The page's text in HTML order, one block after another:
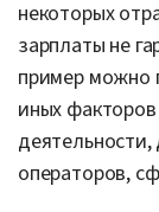
некоторых
зарплаты не
пример можно
иных
деятельности,
операторов,